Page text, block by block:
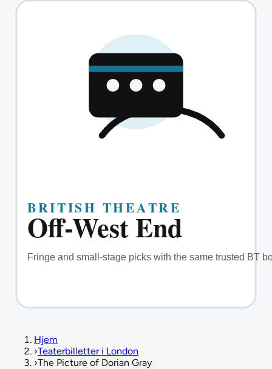
Hjem
›Teaterbilletter i London
›The Picture of Dorian Gray